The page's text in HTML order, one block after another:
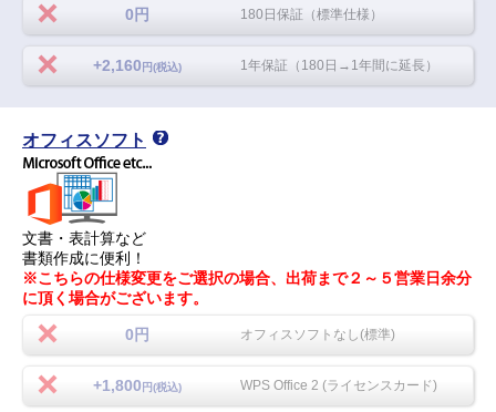
0円 180日保証（標準仕様）
+2,160 円(税込) 1年保証（180日→1年間に延長）
オフィスソフト
文書・表計算など
書類作成に便利！
※こちらの仕様変更をご選択の場合、出荷まで２～５営業日余分
に頂く場合がございます。
0円 オフィスソフトなし(標準)
+1,800 円(税込) WPS Office 2 (ライセンスカード)